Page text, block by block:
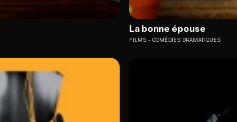
La bonne épouse
FILMS COMÉDIES DRAMATIQUES